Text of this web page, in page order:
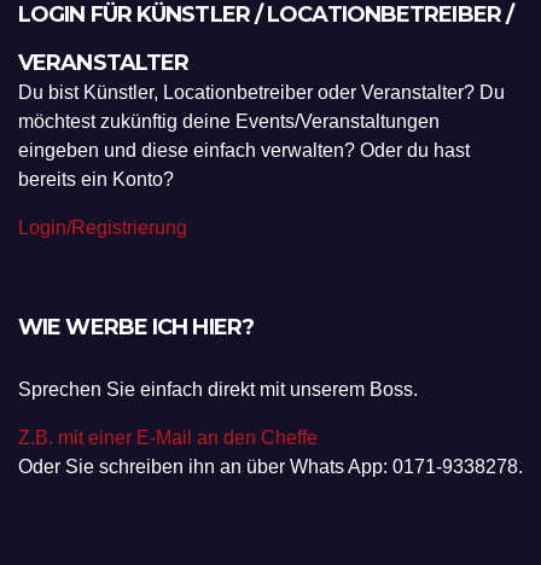
LOGIN FÜR KÜNSTLER / LOCATIONBETREIBER /
VERANSTALTER
Du bist Künstler, Locationbetreiber oder Veranstalter? Du
möchtest zukünftig deine Events/Veranstaltungen
eingeben und diese einfach verwalten? Oder du hast
bereits ein Konto?
Login/Registrierung
WIE WERBE ICH HIER?
Sprechen Sie einfach direkt mit unserem Boss.
Z.B. mit einer E-Mail an den Cheffe
Oder Sie schreiben ihn an über Whats App: 0171-9338278.